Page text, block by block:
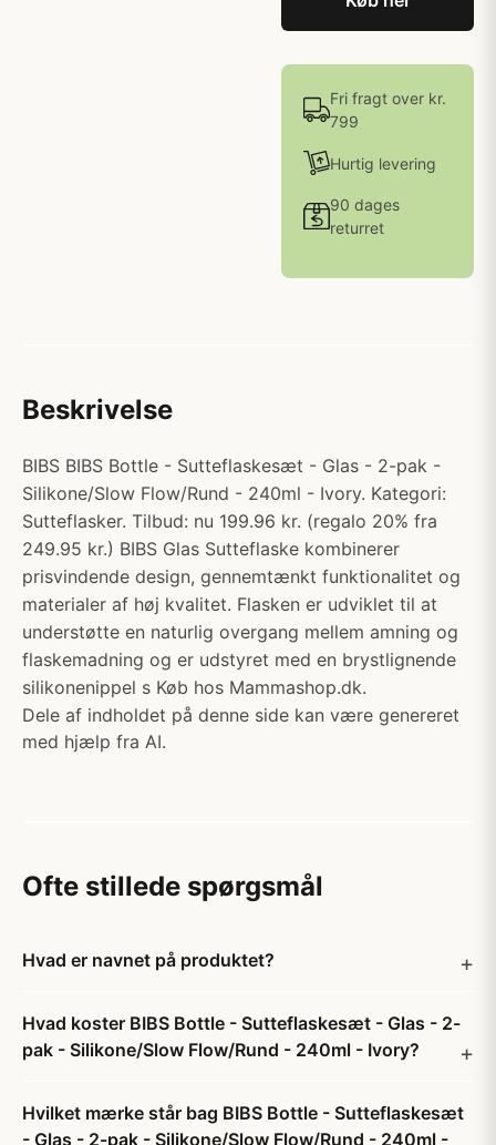
Fri fragt over kr.
799
Hurtig levering
90 dages
returret
Beskrivelse
BIBS BIBS Bottle - Sutteflaskesæt - Glas - 2-pak -
Silikone/Slow Flow/Rund - 240ml - Ivory. Kategori:
Sutteflasker. Tilbud: nu 199.96 kr. (regalo 20% fra
249.95 kr.) BIBS Glas Sutteflaske kombinerer
prisvindende design, gennemtænkt funktionalitet og
materialer af høj kvalitet. Flasken er udviklet til at
understøtte en naturlig overgang mellem amning og
flaskemadning og er udstyret med en brystlignende
silikonenippel s Køb hos Mammashop.dk.
Dele af indholdet på denne side kan være genereret
med hjælp fra AI.
Ofte stillede spørgsmål
Hvad er navnet på produktet?
Hvad koster BIBS Bottle - Sutteflaskesæt - Glas - 2-
pak - Silikone/Slow Flow/Rund - 240ml - Ivory?
Hvilket mærke står bag BIBS Bottle - Sutteflaskesæt
- Glas - 2-pak - Silikone/Slow Flow/Rund - 240ml -